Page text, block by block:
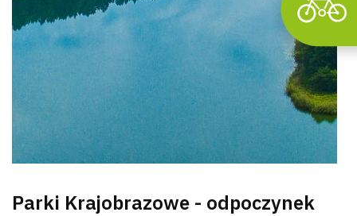
Parki Krajobrazowe - odpoczynek